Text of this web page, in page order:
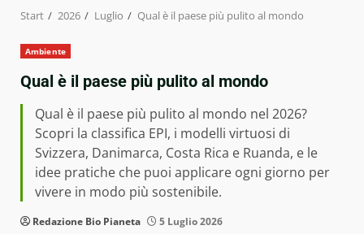
Start 2026 Luglio Qual è il paese più pulito al mondo
Ambiente
Qual è il paese più pulito al mondo
Qual è il paese più pulito al mondo nel 2026?
Scopri la classifica EPI, i modelli virtuosi di
Svizzera, Danimarca, Costa Rica e Ruanda, e le
idee pratiche che puoi applicare ogni giorno per
vivere in modo più sostenibile.
Redazione Bio Pianeta 5 Luglio 2026